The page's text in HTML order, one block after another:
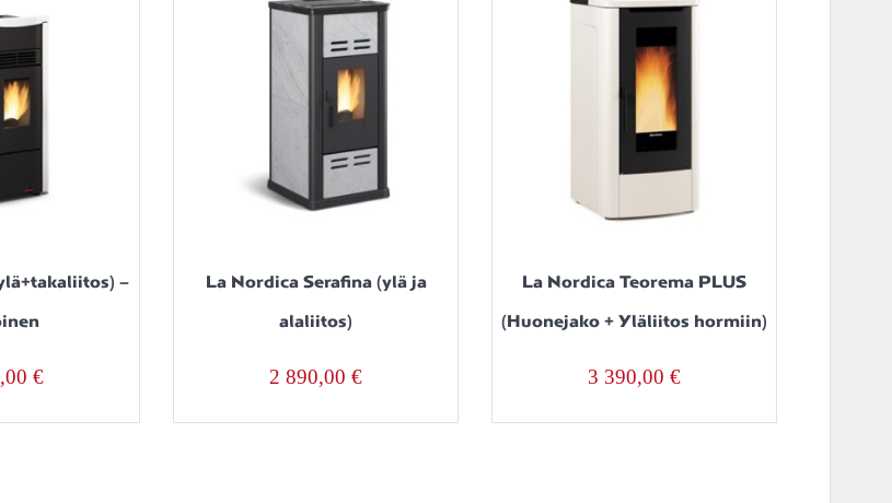
–
€
La Nordica Serafina (ylä ja
alaliitos)
2 890,00 €
La Nordica Teorema PLUS
(Huonejako + Yläliitos hormiin)
3 390,00 €